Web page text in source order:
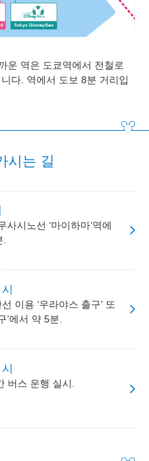
운 역은 도쿄역에서 전철로
다. 역에서 도보 8분 거리입
시는 길
사시노선 ‘마이하마’역에
이용 ‘우라야스 출구’ 또
’에서 약 5분.
버스 운행 실시.